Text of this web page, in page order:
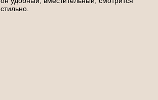
стильно.